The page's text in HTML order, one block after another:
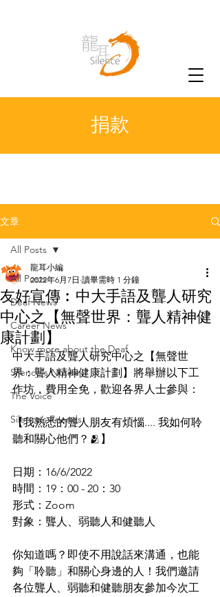
捐款
文章
All Posts
Deaf News
Career News
Know more about the Deaf
Silence's Notice
The Voice
Silence’s Friends
All Posts
友好宣傳︰中大手語及聾人研究
中心之【無聲世界：聾人精神健
康計劃】
龍耳小編
2022年6月7日 讀畢需時 1 分鐘
中大手語及聾人研究中心之【無聲世
界：聾人精神健康計劃】將舉辦以下工
作坊，費用全免，歡迎各界人士參與：
【我熟悉的聾人朋友有煩惱.... 我如何聆
聽和關心他們？🫂】
日期：16/6/2022
時間：19：00 - 20：30
形式：Zoom
對象：聾人、弱聽人和健聽人
你知道嗎？即使不用說話來溝通，也能
夠「聆聽」和關心身邊的人！我們邀請
各位聾人、弱聽和健聽朋友參加今次工